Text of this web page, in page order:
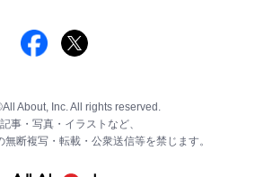
About, Inc. All rights reserved.
事・写真・イラストなど、
断複写・転載・公衆送信等を禁じます。